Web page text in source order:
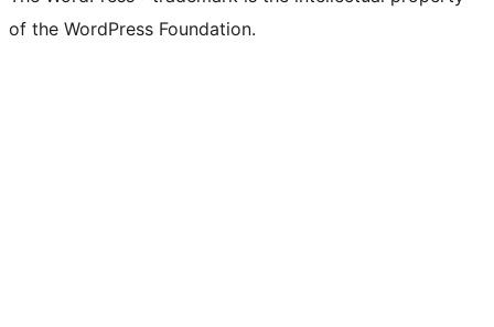
of the WordPress Foundation.